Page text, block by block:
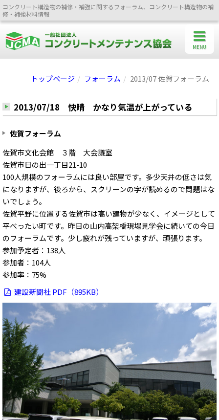
コンクリート構造物の補修・補強に関するフォーラム、コンクリート構造物の補
修・補強材料情報
トップページ フォーラム 2013/07 佐賀フォーラム
2013/07/18 快晴 かなり気温が上がっている
佐賀フォーラム
佐賀市文化会館 ３階 大会議室
佐賀市日の出一丁目21-10
100人規模のフォーラムには良い部屋です。多少天井の低さは気
になりますが、後ろから、スクリーンの字が読めるので問題はな
いでしょう。
佐賀平野に位置する佐賀市は高い建物が少なく、イメージとして
平べったい町です。昨日の山内高架橋現場見学会に続いての今日
のフォーラムです。少し疲れが残っていますが、頑張ります。
参加予定者：138人
参加者：104人
参加率：75%
建設新聞社 PDF（895KB）
MENU